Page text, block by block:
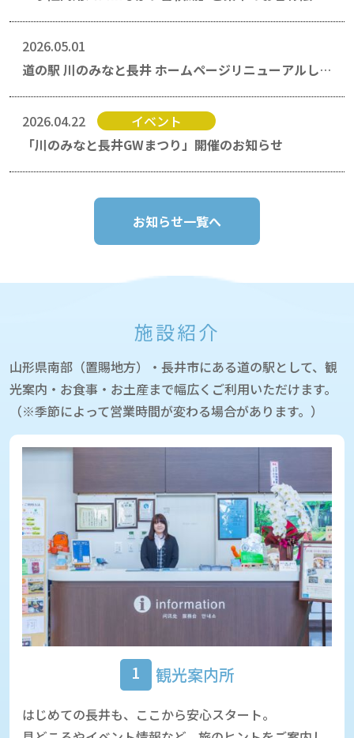
2026.05.01
道の駅 川のみなと長井 ホームページリニューアルしま
2026.04.22
イベント
「川のみなと長井GWまつり」開催のお知らせ
お知らせ一覧へ
施設紹介
山形県南部（置賜地方）・長井市にある道の駅として、観
光案内・お食事・お土産まで幅広くご利用いただけます。
（※季節によって営業時間が変わる場合があります。）
1 観光案内所
はじめての長井も、ここから安心スタート。